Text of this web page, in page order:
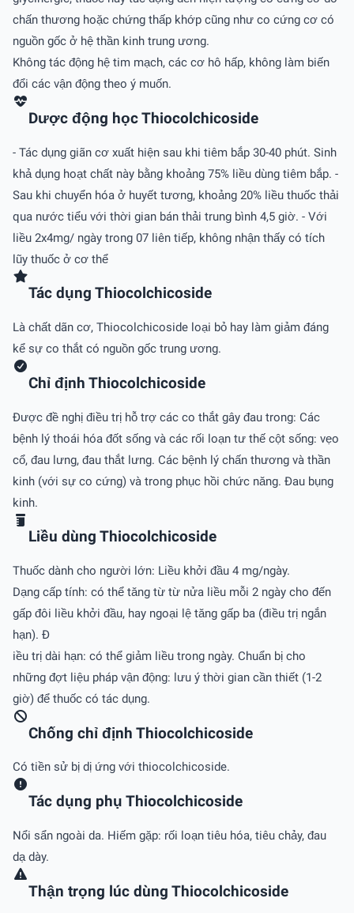
chấn thương hoặc chứng thấp khớp cũng như co cứng cơ có
nguồn gốc ở hệ thần kinh trung ương.
Không tác động hệ tim mạch, các cơ hô hấp, không làm biến
đổi các vận động theo ý muốn.
Dược động học Thiocolchicoside
- Tác dụng giãn cơ xuất hiện sau khi tiêm bắp 30-40 phút. Sinh
khả dụng hoạt chất này bằng khoảng 75% liều dùng tiêm bắp. -
Sau khi chuyển hóa ở huyết tương, khoảng 20% liều thuốc thải
qua nước tiểu với thời gian bán thải trung bình 4,5 giờ. - Với
liều 2x4mg/ ngày trong 07 liên tiếp, không nhận thấy có tích
lũy thuốc ở cơ thể
Tác dụng Thiocolchicoside
Là chất dãn cơ, Thiocolchicoside loại bỏ hay làm giảm đáng
kể sự co thắt có nguồn gốc trung ương.
Chỉ định Thiocolchicoside
Ðược đề nghị điều trị hỗ trợ các co thắt gây đau trong: Các
bệnh lý thoái hóa đốt sống và các rối loạn tư thế cột sống: vẹo
cổ, đau lưng, đau thắt lưng. Các bệnh lý chấn thương và thần
kinh (với sự co cứng) và trong phục hồi chức năng. Ðau bụng
kinh.
Liều dùng Thiocolchicoside
Thuốc dành cho người lớn: Liều khởi đầu 4 mg/ngày.
Dạng cấp tính: có thể tăng từ từ nửa liều mỗi 2 ngày cho đến
gấp đôi liều khởi đầu, hay ngoại lệ tăng gấp ba (điều trị ngắn
hạn). Ð
iều trị dài hạn: có thể giảm liều trong ngày. Chuẩn bị cho
những đợt liệu pháp vận động: lưu ý thời gian cần thiết (1-2
giờ) để thuốc có tác dụng.
Chống chỉ định Thiocolchicoside
Có tiền sử bị dị ứng với thiocolchicoside.
Tác dụng phụ Thiocolchicoside
Nổi sẩn ngoài da. Hiếm gặp: rối loạn tiêu hóa, tiêu chảy, đau
dạ dày.
Thận trọng lúc dùng Thiocolchicoside